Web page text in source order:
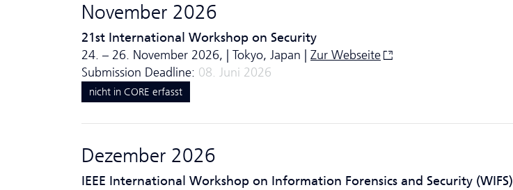
November 2026
21st International Workshop on Security
24. – 26. November 2026, | Tokyo, Japan | Zur Webseite
Submission Deadline: 08. Juni 2026
nicht in CORE erfasst
Dezember 2026
IEEE International Workshop on Information Forensics and Security (WIFS)